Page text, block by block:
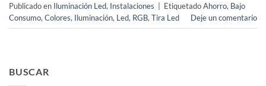
Publicado en Iluminación Led, Instalaciones EtiquetadoAhorro, Bajo
Consumo, Colores, Iluminación, Led, RGB, Tira Led Deje un comentario
BUSCAR